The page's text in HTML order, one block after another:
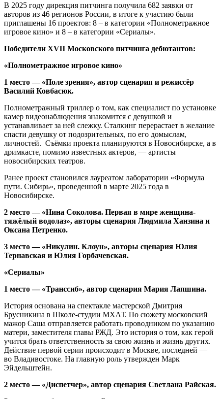
В 2025 году дирекция питчинга получила 682 заявки от
авторов из 46 регионов России, в итоге к участию были
приглашены 16 проектов: 8 – в категории «Полнометражное
игровое кино» и 8 – в категории «Сериалы».
Победители ХVII Московского питчинга дебютантов:
«Полнометражное игровое кино»
1 место — «Поле зрения», автор сценария и режиссёр
Василий Ковбасюк.
Полнометражный триллер о том, как специалист по установке
камер видеонаблюдения знакомится с девушкой и
устанавливает за ней слежку. Сталкинг перерастает в желание
спасти девушку от подозрительных, по его домыслам,
личностей. Съёмки проекта планируются в Новосибирске, а в
дримкасте, помимо известных актеров, — артисты
новосибирских театров.
Ранее проект становился лауреатом лаборатории «Формула
пути. Сибирь», проведенной в марте 2025 года в
Новосибирске.
2 место — «Нина Соколова. Первая в мире женщина-
тяжёлый водолаз», авторы сценария Людмила Ханзина и
Оксана Петренко.
3 место — «Никулин. Клоун», авторы сценария Юлия
Тернавская и Юлия Горбачевская.
«Сериалы»
1 место — «Транссиб», автор сценария Мария Лапшина.
История основана на спектакле мастерской Дмитрия
Брусникина в Школе-студии МХАТ. По сюжету московский
мажор Саша отправляется работать проводником по указанию
матери, заместителя главы РЖД. Это история о том, как герой
учится брать ответственность за свою жизнь и жизнь других.
Действие первой серии происходит в Москве, последней —
во Владивостоке. На главную роль утвержден Марк
Эйдельштейн.
2 место — «Диспетчер», автор сценария Светлана Райская.